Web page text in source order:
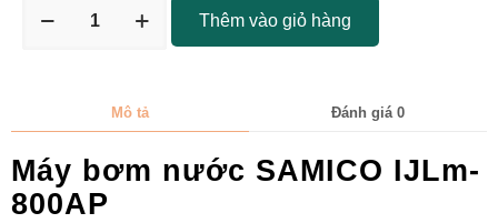
Thêm vào giỏ hàng
Mô tả Đánh giá 0
Máy bơm nước SAMICO IJLm-
800AP